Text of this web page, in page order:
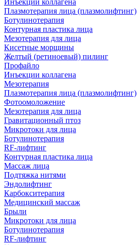
Инъекции коллагена
Плазмотерапия лица (плазмолифтинг)
Ботулинотерапия
Контурная пластика лица
Мезотерапия для лица
Кисетные морщины
Желтый (ретиноевый) пилинг
Профайло
Инъекции коллагена
Мезотерапия
Плазмотерапия лица (плазмолифтинг)
Фотоомоложение
Мезотерапия для лица
Гравитационный птоз
Микротоки для лица
Ботулинотерапия
RF-лифтинг
Контурная пластика лица
Массаж лица
Подтяжка нитями
Эндолифтинг
Карбокситерапия
Медицинский массаж
Брыли
Микротоки для лица
Ботулинотерапия
RF-лифтинг